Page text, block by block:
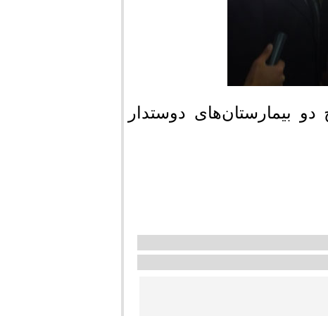
بیمارستان‌های دوستدار